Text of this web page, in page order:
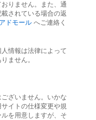
りません。また、通
されている場合の返
アドモール へご連絡く
情報は法律によって
ません。
ざいません。いかな
イトの仕様変更や規
を用意しますが、そ